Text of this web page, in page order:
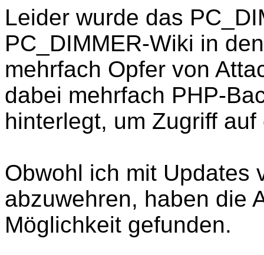
Leider wurde das
PC_DIMMER-Wiki in
mehrfach Opfer von
dabei mehrfach PHP-
hinterlegt, um Zugriff
Obwohl ich mit Updates
abzuwehren, haben die
Möglichkeit gefunden.